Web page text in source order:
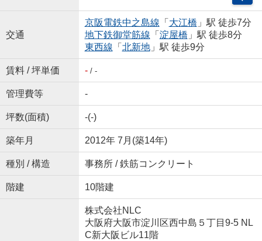
交通
京阪電鉄中之島線 「 大江橋 」駅 徒歩7分
地下鉄御堂筋線 「 淀屋橋 」駅 徒歩8分
東西線 「 北新地」駅 徒歩9分
賃料 / 坪単価 -/ -
管理費等 -
坪数(面積) -(-)
築年月 2012年 7月(築14年)
種別 / 構造 事務所 / 鉄筋コンクリート
階建 10階建
株式会社NLC
大阪府大阪市淀川区西中島５丁目9-5 NL
C新大阪ビル11階